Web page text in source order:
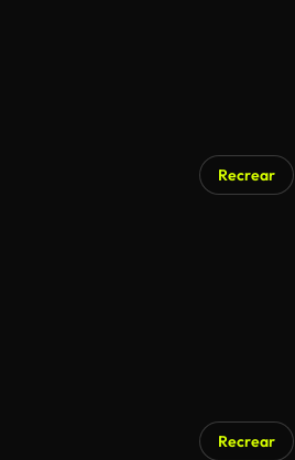
Recrear
Recrear